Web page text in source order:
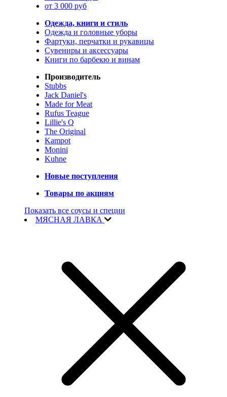
от 3 000 руб
Одежда, книги и стиль
Одежда и головные уборы
Фартуки, перчатки и рукавицы
Сувениры и аксессуары
Книги по барбекю и винам
Производитель
Stubbs
Jack Daniel's
Made for Meat
Rufus Teague
Lillie's Q
The Original
Kampot
Monini
Kuhne
Новые поступления
Товары по акциям
Показать все соусы и специи
МЯСНАЯ ЛАВКА